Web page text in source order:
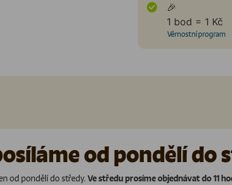
🎉
1 bod = 1 Kč
Věrnostní program
od pondělí do
od pondělí do středy. Ve středu prosíme objednávat do 11